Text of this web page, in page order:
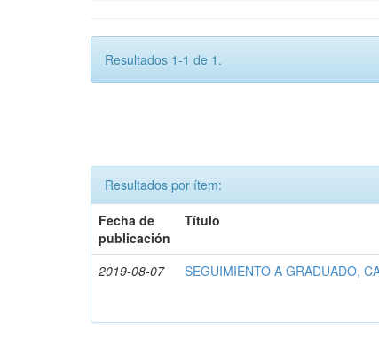
Resultados 1-1 de 1.
Resultados por ítem:
Fecha de
publicación
Título
2019-08-07 SEGUIMIENTO A GRADUADO,